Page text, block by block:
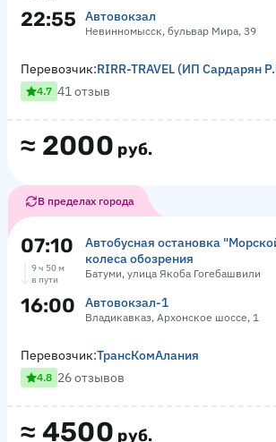
22:55 Автовокзал
Невинномысск, бульвар Мира, 39
≈ 2000 руб.
Перевозчик:RIRR-TRAVEL (ИП Сардарян
4.7 41 отзыв
В пределах города
07:10
Автобусная остановка
колеса обозрения
Батуми, улица Якоба Гогебашвили
9 ч 50 м
в пути
16:00 Автовокзал-1
Владикавказ, Архонское шоссе, 1
≈ 4500 руб.
Перевозчик:ТрансКомАлания
4.8 26 отзывов